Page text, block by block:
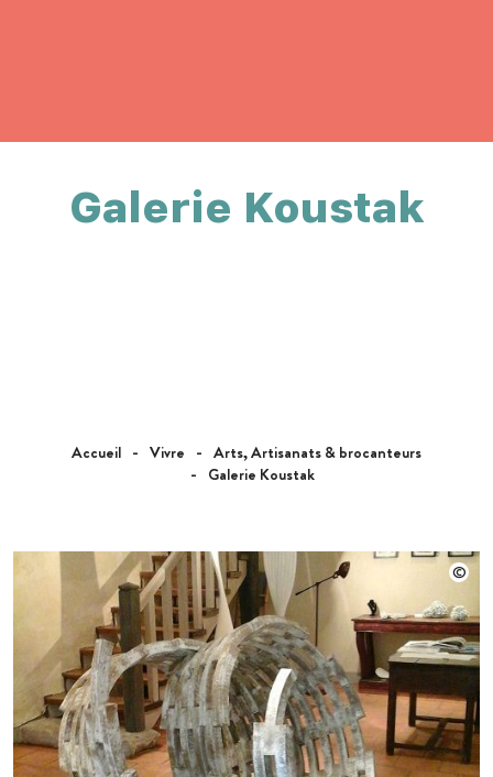
Accueil Vivre
Arts, Artisanats & brocanteurs
Galerie Koustak
Galerie Koustak